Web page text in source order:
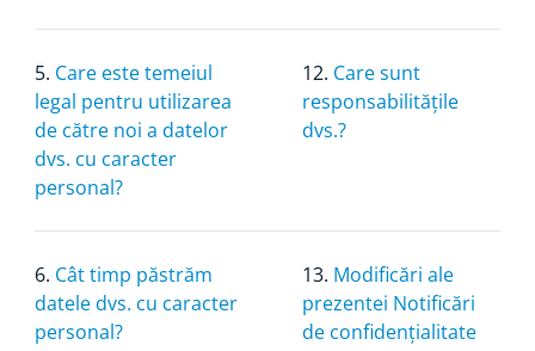
5. Care este temeiul
legal pentru utilizarea
de către noi a datelor
dvs. cu caracter
personal?
12. Care sunt
responsabilitățile
dvs.?
6. Cât timp păstrăm
datele dvs. cu caracter
personal?
13. Modificări ale
prezentei Notificări
de confidențialitate